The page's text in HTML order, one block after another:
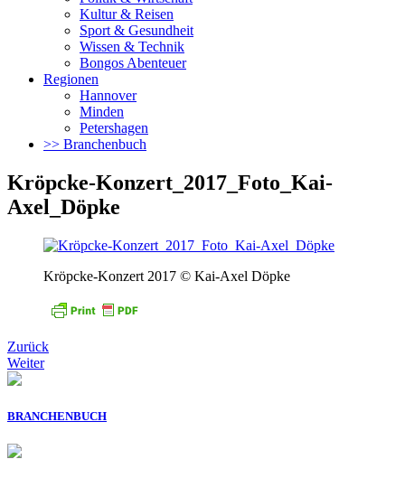
Kultur & Reisen
Sport & Gesundheit
Wissen & Technik
Bongos Abenteuer
Regionen
Hannover
Minden
Petershagen
>> Branchenbuch
Kröpcke-Konzert_2017_Foto_Kai-
Axel_Döpke
Kröpcke-Konzert 2017 © Kai-Axel Döpke
Zurück
Weiter
BRANCHENBUCH